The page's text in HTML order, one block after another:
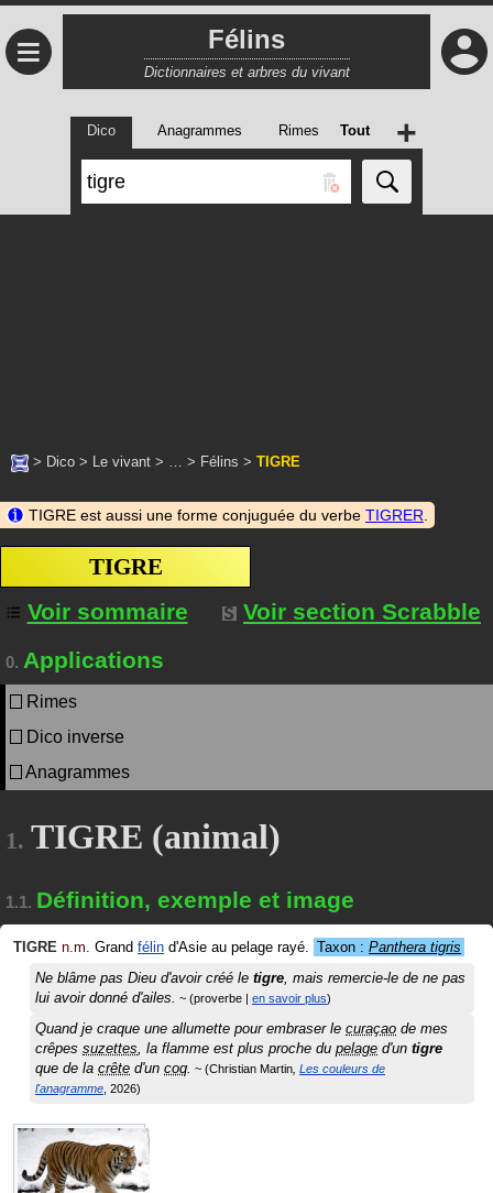
≡ Félins
Dictionnaires et arbres du vivant
Dico Anagrammes Rimes Tout +
> Dico > Le vivant > … > Félins > TIGRE
TIGRE est aussi une forme conjuguée du verbe TIGRER
TIGRE
Voir sommaire
Voir section Scrabble
0. Applications
Rimes
Dico inverse
Anagrammes
1. TIGRE (animal)
1.1. Définition, exemple et image
TIGRE n.m. Grand félin d'Asie au pelage rayé. Taxon : Panthera tigris
Ne blâme pas Dieu d'avoir créé le tigre, mais remercie-le de ne pas
lui avoir donné d'ailes.
proverbe | en savoir plus
Quand je craque une allumette pour embraser le curaçao de mes
crêpes suzettes, la flamme est plus proche du pelage d'un tigre
que de la crête d'un coq. Christian Martin Les couleurs de
l'anagramme 2026